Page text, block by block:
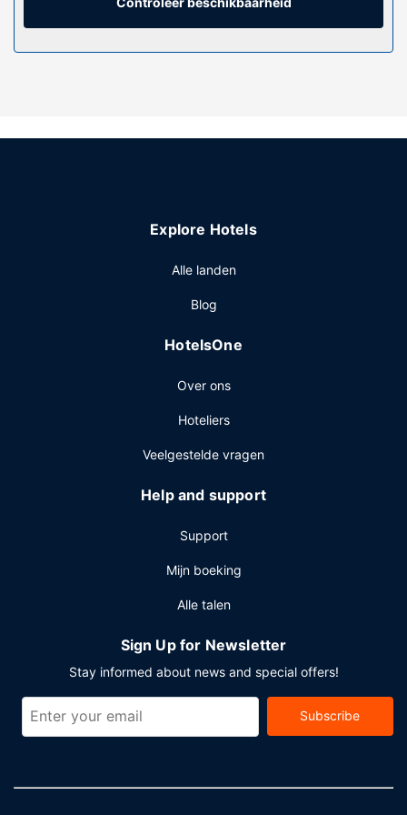
Algemene voorziening
gratis wifi, een open haard in de lobby en een automaat.
bagageopslagruimte. Ter plaatse heb je gratis
Explore Hotels
Alle landen
Blog
HotelsOne
Over ons
Hoteliers
Veelgestelde vragen
Help and support
Support
Mijn boeking
Alle talen
Sign Up for Newsletter
Stay informed about news and special offers!
Subscribe